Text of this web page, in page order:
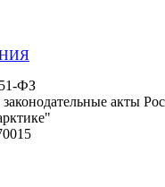
ФЗ
акты